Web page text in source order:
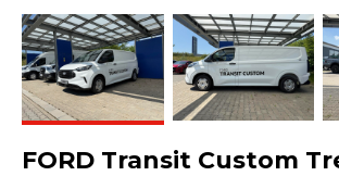
FORD Transit Custom